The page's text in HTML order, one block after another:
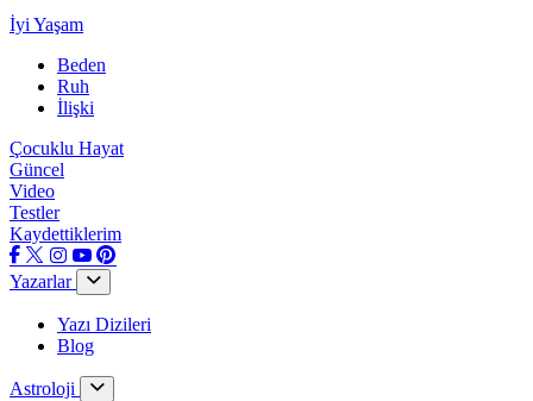
İyi Yaşam
Beden
Ruh
İlişki
Çocuklu Hayat
Güncel
Video
Testler
Kaydettiklerim
Yazarlar
Yazı Dizileri
Blog
Astroloji